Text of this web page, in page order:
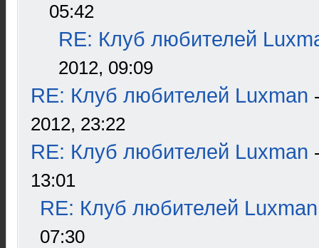
05:42
RE: Клуб любителей
2012, 09:09
RE: Клуб любителей Luxman
2012, 23:22
RE: Клуб любителей Luxman
13:01
RE: Клуб любителей Luxman
07:30